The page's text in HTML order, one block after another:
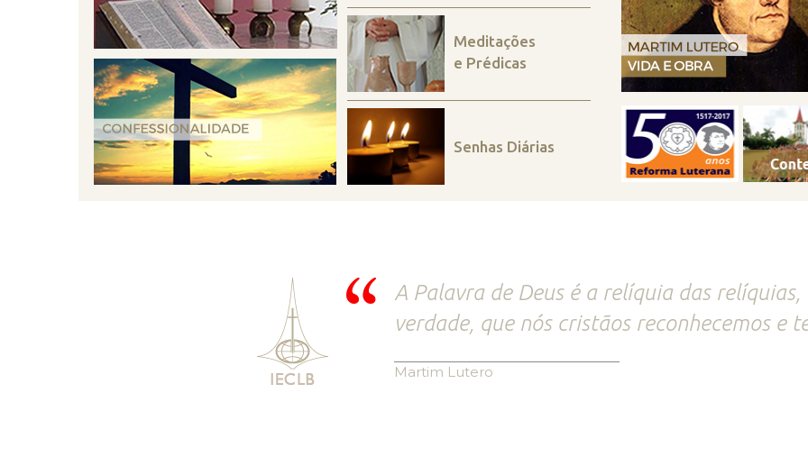
Meditações
e Prédicas
Senhas Diárias
A Palavra de Deus é a relíquia das relíquias,
verdade, que nós cristãos reconhecemos e
Martim Lutero